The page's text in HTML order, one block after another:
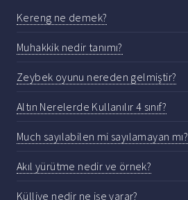
Kereng ne demek?
Muhakkik nedir tanımı?
Zeybek oyunu nereden gelmiştir?
Altın Nerelerde Kullanılır 4 sınıf?
Much sayılabilen mi sayılamayan mı?
Akıl yürütme nedir ve örnek?
Külliye nedir ne işe yarar?